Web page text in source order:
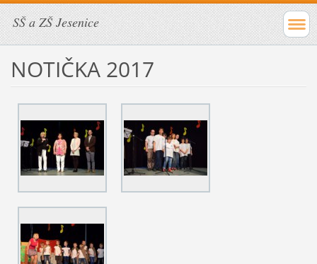
SŠ a ZŠ Jesenice
NOTIČKA 2017